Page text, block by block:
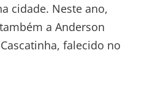
cidade. Neste ano,
a Anderson
falecido no